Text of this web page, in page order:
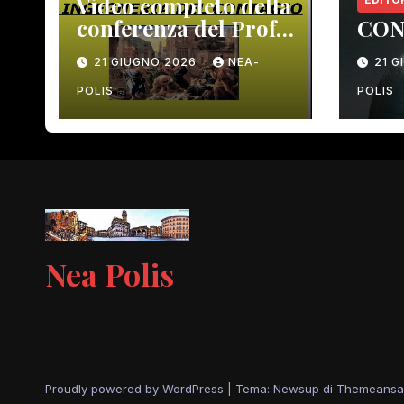
conferenza del Prof.
Macrì del 12 giugno
scorso
21 GIUGNO 2026 NEA-
POLIS
21
POLIS
Nea Polis
Proudly powered by WordPress Tema: Newsup di